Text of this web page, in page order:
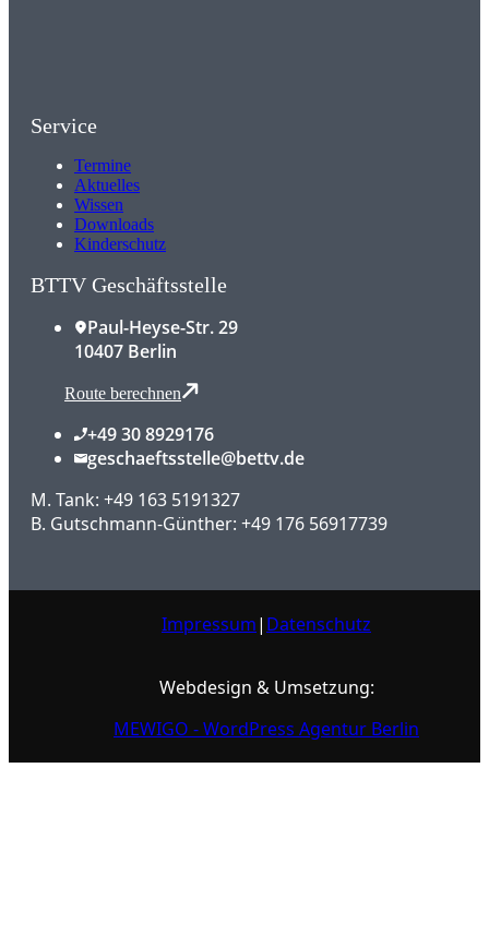
Service
Termine
Aktuelles
Wissen
Downloads
Kinderschutz
BTTV Geschäftsstelle
Paul-Heyse-Str. 29
10407 Berlin
Route berechnen
+49 30 8929176
geschaeftsstelle@bettv.de
M. Tank: +49 163 5191327
B. Gutschmann-Günther: +49 176 56917739
Impressum| Datenschutz
Webdesign & Umsetzung:
MEWIGO - WordPress Agentur Berlin